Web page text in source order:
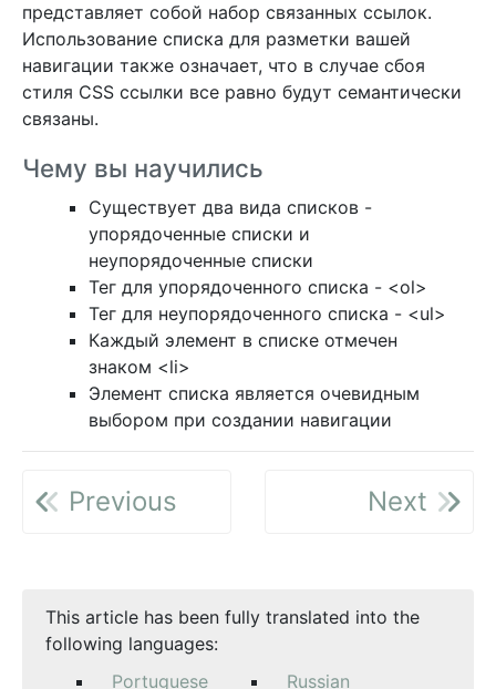
представляет собой набор связанных ссылок.
Использование списка для разметки вашей
навигации также означает, что в случае сбоя
стиля CSS ссылки все равно будут семантически
связаны.
Чему вы научились
Существует два вида списков -
упорядоченные списки и
неупорядоченные списки
Тег для упорядоченного списка - <ol>
Тег для неупорядоченного списка - <ul>
Каждый элемент в списке отмечен
знаком <li>
Элемент списка является очевидным
выбором при создании навигации
Previous Next
This article has been fully translated into the
following languages:
Portuguese
Russian